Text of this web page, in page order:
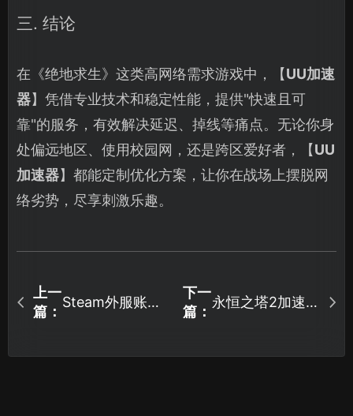
三. 结论
在《绝地求生》这类高网络需求游戏中，【UU加速
器】凭借专业技术和稳定性能，提供"快速且可
靠"的服务，有效解决延迟、掉线等痛点。无论你身
处偏远地区、使用校园网，还是跨区爱好者，【UU
加速器】都能定制优化方案，让你在战场上摆脱网
络劣势，尽享刺激乐趣。
上一
篇：
Steam外服账号
下一
篇：
永恒之塔2加速